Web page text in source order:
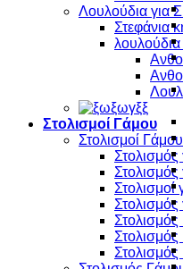
Λουλούδια για
Στεφάνια
λουλούδια
Στολισμοί Γάμου
Στολισμοί Γάμου